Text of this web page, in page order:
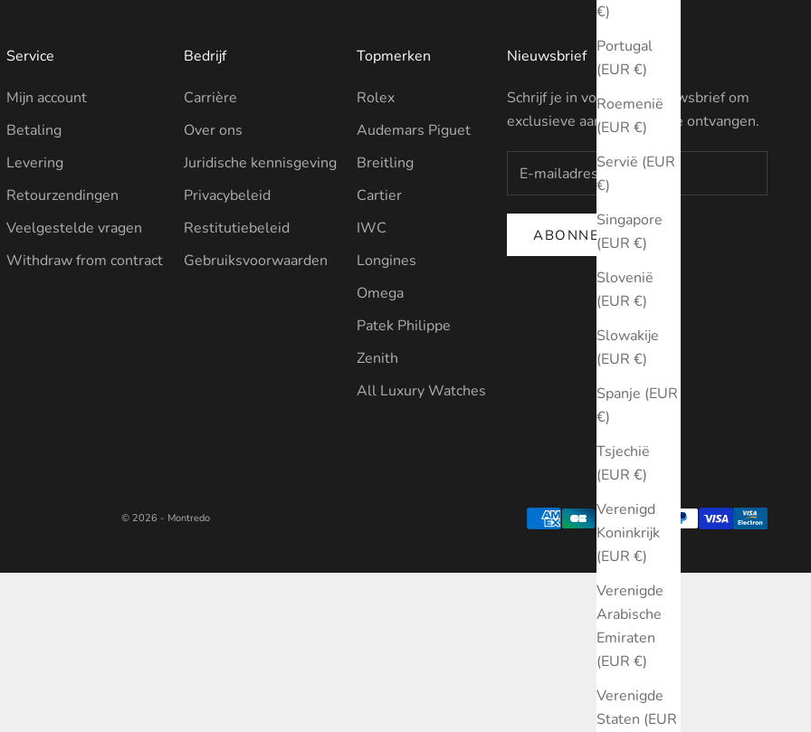
€)
Portugal
(EUR €)
Roemenië
(EUR €)
Servië (EUR
€)
Singapore
(EUR €)
Slovenië
(EUR €)
Slowakije
(EUR €)
Spanje (EUR
€)
Tsjechië
(EUR €)
Verenigd
Koninkrijk
(EUR €)
Verenigde
Arabische
Emiraten
(EUR €)
Verenigde
Staten (EUR
Service
Mijn account
Betaling
Levering
Retourzendingen
Veelgestelde vragen
Withdraw from contract
Bedrijf
Carrière
Over ons
Juridische kennisgeving
Privacybeleid
Restitutiebeleid
Gebruiksvoorwaarden
Topmerken
Rolex
Audemars Piguet
Breitling
Cartier
IWC
Longines
Omega
Patek Philippe
Zenith
All Luxury Watches
Nieuwsbrief
Schrijf je in voor onze nieuwsbrief om
exclusieve aanbiedingen te ontvangen.
ABONNEREN
© 2026 - Montredo